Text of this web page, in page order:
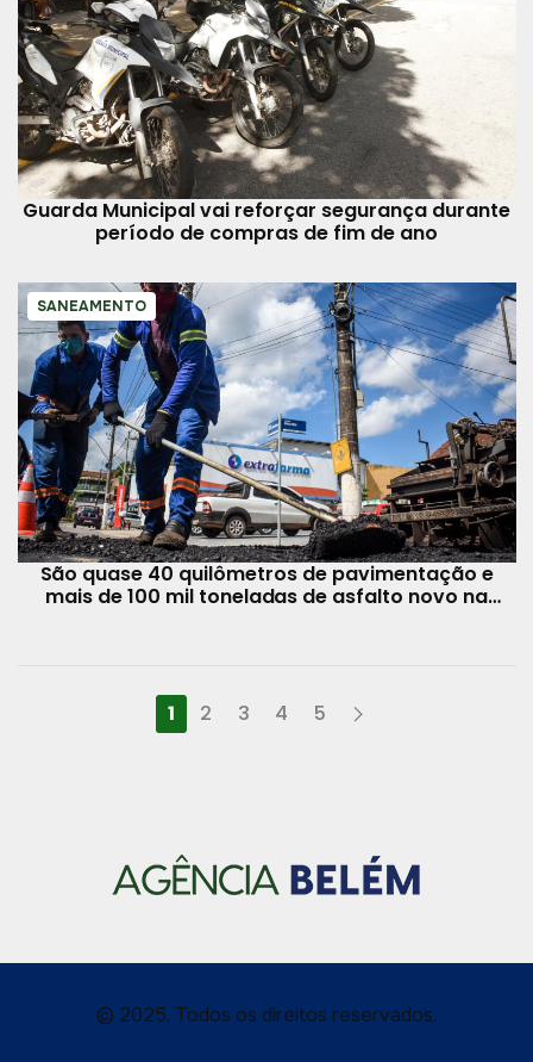
Guarda Municipal vai reforçar segurança durante
período de compras de fim de ano
SANEAMENTO
São quase 40 quilômetros de pavimentação e
mais de 100 mil toneladas de asfalto novo na
1 2 3 4 5
© 2025, Todos os direitos reservados.